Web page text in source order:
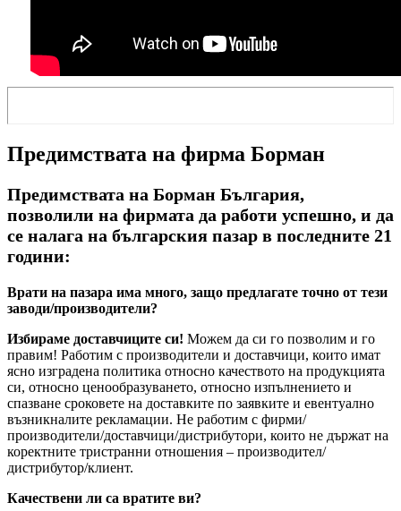
Предимствата на фирма Борман
Предимствата на Борман България,
позволили на фирмата да работи успешно, и да
се налага на българския пазар в последните 21
години:
Врати на пазара има много, защо предлагате точно от тези
заводи/производители?
Избираме доставчиците си! Можем да си го позволим и го
правим! Работим с производители и доставчици, които имат
ясно изградена политика относно качеството на продукцията
си, относно ценообразуването, относно изпълнението и
спазване сроковете на доставките по заявките и евентуално
възникналите рекламации. Не работим с фирми/
производители/доставчици/дистрибутори, които не държат на
коректните тристранни отношения – производител/
дистрибутор/клиент.
Качествени ли са вратите ви?